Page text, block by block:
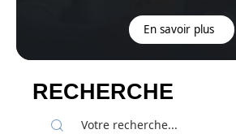
En savoir plus
RECHERCHE